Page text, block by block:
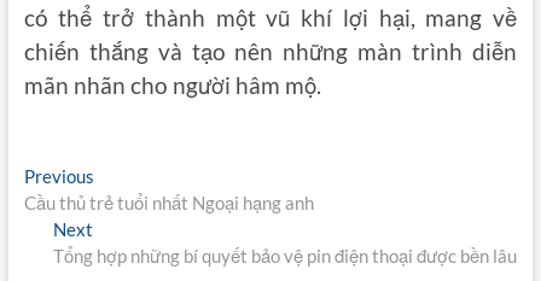
có thể trở thành một vũ khí lợi hại, mang về
chiến thắng và tạo nên những màn trình diễn
mãn nhãn cho người hâm mộ.
Điều
hướng
bài
PreviousPrevious
post:
Cầu thủ trẻ tuổi nhất Ngoại hạng anh
Next
post:
Tổng hợp những bí quyết bảo vệ pin điện thoại được bền lâu